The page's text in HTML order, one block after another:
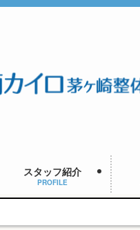
スタッフ紹介
PROFILE